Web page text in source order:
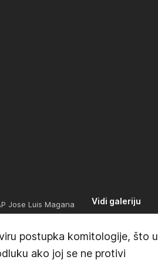
Vidi galeriju
Jose Luis Magana
postupka komitologije, što u
ako joj se ne protivi